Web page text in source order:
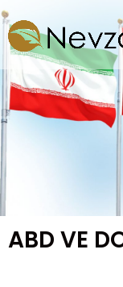
ABD VE